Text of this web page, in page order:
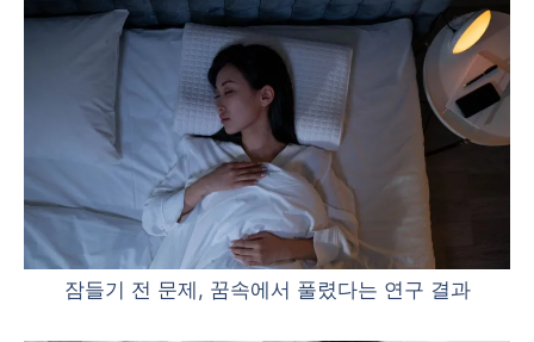
잠들기 전 문제, 꿈속에서 풀렸다는 연구 결과